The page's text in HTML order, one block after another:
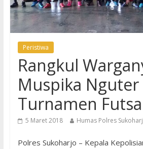
Peristiwa
Rangkul
Muspika Nguter
Turnamen
5 Maret 2018 Humas Polres
Polres Sukoharjo – Kepala